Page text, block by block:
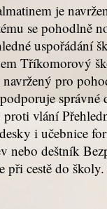
je
se
uspořádání
Tříkomorový
pro
vlání
i učebnice
nebo deštník
cestě do